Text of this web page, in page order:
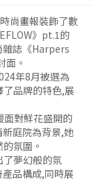
尚畫報裝飾了數
》pt.1的
雜誌《Harpers
面。
年8月被選為
品牌的特色,展
對鮮花盛開的
庭院為背景,她
氛圍。
夢幻般的氛
品構成,同時展